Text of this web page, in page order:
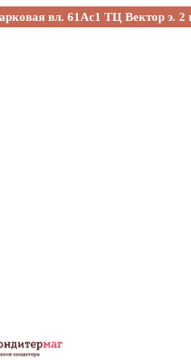
вл. 61Ас1 ТЦ Вектор э. 2